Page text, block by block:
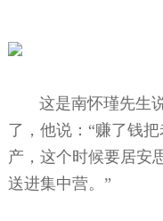
这是南怀瑾先生说
了，他说：“赚了钱
产，这个时候要居安
送进集中营。”